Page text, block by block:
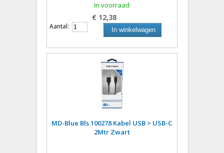
In voorraad
€ 12,38
Aantal: In winkelwagen
MD-Blue Bls 100278 Kabel USB > USB-C
2Mtr Zwart